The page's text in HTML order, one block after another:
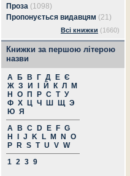
Проза (1098)
Пропонується видавцям (21)
Всі книжки (1660)
Книжки за першою літерою
назви
А Б В Г Д Е Є
Ж З И Й К Л
М
Н
О П Р С Т У
Ф Х Ц Ч Ш Щ Э
Ю Я
A
B C D E F G
H
J K L M N
O
P
R S T U V W
1 2 3 9